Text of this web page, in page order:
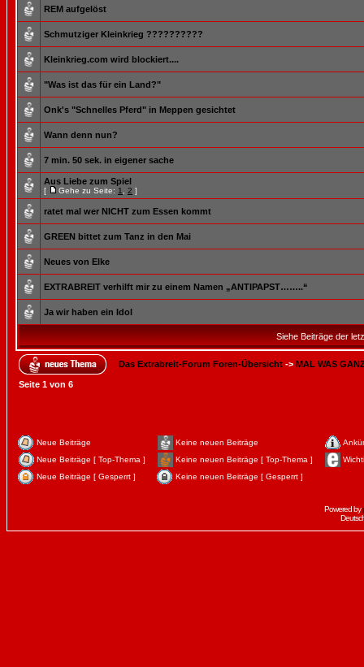
REM aufgelöst
Schmutziger Kleinkrieg ??????????
Kleinkrieg.com wird blockiert....
"Was ist das für ein Land?"
Onk's "Schnelles Pferd" in Meppen gesichtet
Wann denn nun?
7 min. 50 sek. in eigener sache
Aus Liebe zum Spiel
[ Gehe zu Seite: 1 2 ]
ratet mal wer NICHT zum Essen kommt
GREEN bittet zum Tanz in den Mai
Neues von Elke
EXTRABREIT verhilft mir zu einem Namen „ANTIPAPST……..“
Ja wir haben ein Idol
Siehe Beiträge der
Das Extrabreit-Forum Foren-Übersicht -> MAL WAS
Seite 1 von 6
Neue Beiträge Keine neuen Beiträge
Neue Beiträge [ Top-Thema ]
Keine neuen Beiträge [ Top-Thema ]
Neue Beiträge [ Gesperrt ]
Keine neuen Beiträge [ Gesperrt ]
Powered by